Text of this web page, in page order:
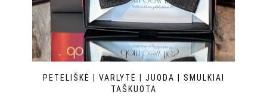
PETELIŠKĖ | VARLYTĖ | JUODA | SMULKIAI
TAŠKUOTA